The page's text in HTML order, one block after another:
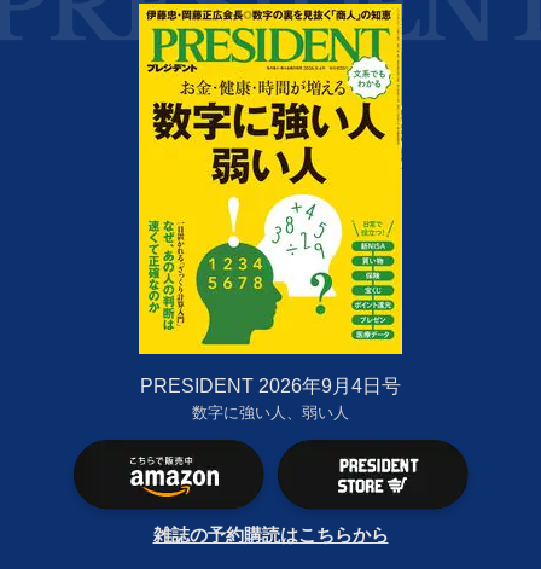
PRESIDENT 2026年9月4日号
数字に強い人、弱い人
雑誌の予約購読はこちらから